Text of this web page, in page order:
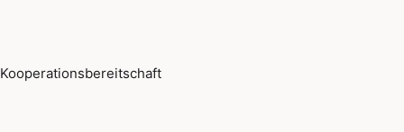
Kooperationsbereitschaft